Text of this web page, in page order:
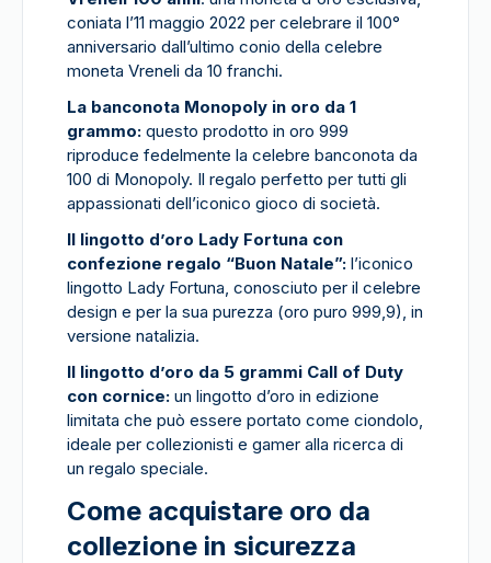
coniata l’11 maggio 2022 per celebrare il 100°
anniversario dall’ultimo conio della celebre
moneta Vreneli da 10 franchi.
La banconota Monopoly in oro da 1
grammo: questo prodotto in oro 999
riproduce fedelmente la celebre banconota da
100 di Monopoly. Il regalo perfetto per tutti gli
appassionati dell’iconico gioco di società.
Il lingotto d’oro Lady Fortuna con
confezione regalo “Buon Natale”: l’iconico
lingotto Lady Fortuna, conosciuto per il celebre
design e per la sua purezza (oro puro 999,9), in
versione natalizia.
Il lingotto d’oro da 5 grammi Call of Duty
con cornice: un lingotto d’oro in edizione
limitata che può essere portato come ciondolo,
ideale per collezionisti e gamer alla ricerca di
un regalo speciale.
Come acquistare oro da
collezione in sicurezza